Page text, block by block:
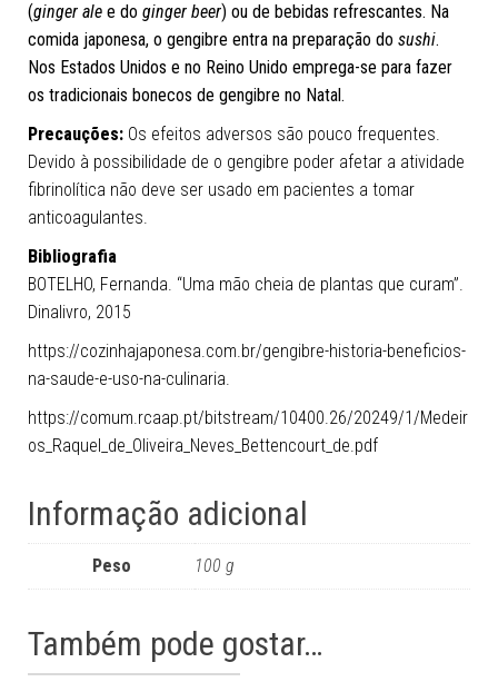
(ginger ale e do ginger beer) ou de bebidas refrescantes. Na
comida japonesa, o gengibre entra na preparação do sushi.
Nos Estados Unidos e no Reino Unido emprega-se para fazer
os tradicionais bonecos de gengibre no Natal.
Precauções: Os efeitos adversos são pouco frequentes.
Devido à possibilidade de o gengibre poder afetar a atividade
fibrinolítica não deve ser usado em pacientes a tomar
anticoagulantes.
Bibliografia
BOTELHO, Fernanda. “Uma mão cheia de plantas que curam”.
Dinalivro, 2015
https://cozinhajaponesa.com.br/gengibre-historia-beneficios-
na-saude-e-uso-na-culinaria.
https://comum.rcaap.pt/bitstream/10400.26/20249/1/Medeir
os_Raquel_de_Oliveira_Neves_Bettencourt_de.pdf
Informação adicional
Peso 100 g
Também pode gostar…